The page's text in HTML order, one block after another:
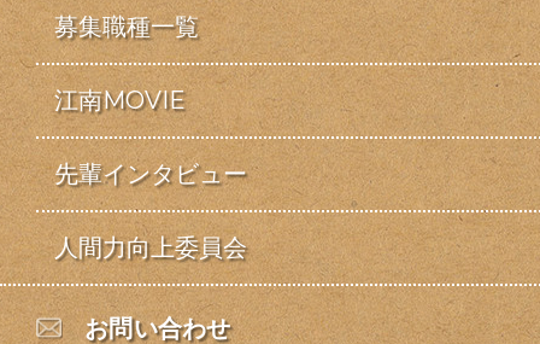
募集職種一覧
江南MOVIE
先輩インタビュー
人間力向上委員会
お問い合わせ